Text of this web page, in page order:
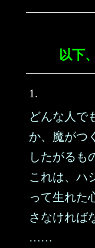
以下
1.
どんな人で
か、魔がつ
したがるも
これは、ハ
って生れた
さなければ
……